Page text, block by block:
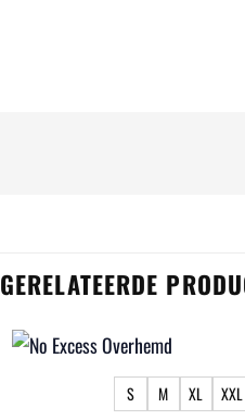
GERELATEERDE
S M XL XXL